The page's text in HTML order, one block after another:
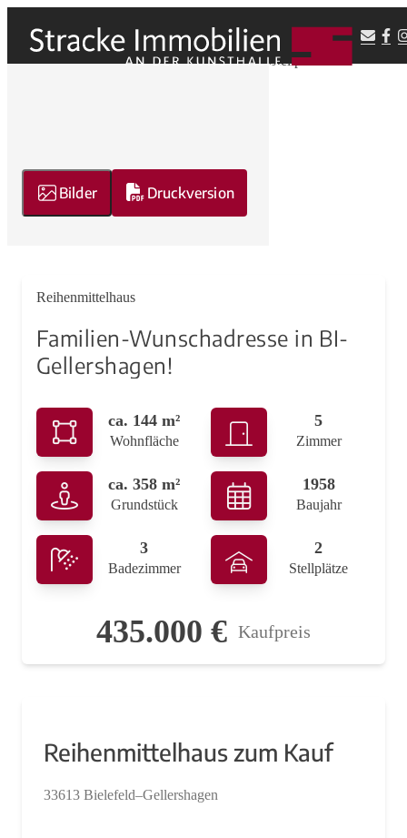
Bilder Druckversion
Reihenmittelhaus
Familien-Wunschadresse in BI-
Gellershagen!
ca. 144 m²
Wohnfläche
5
Zimmer
ca. 358 m²
Grundstück
1958
Baujahr
3
Badezimmer
2
Stellplätze
435.000 € Kaufpreis
Reihenmittelhaus zum Kauf
33613 Bielefeld–Gellershagen